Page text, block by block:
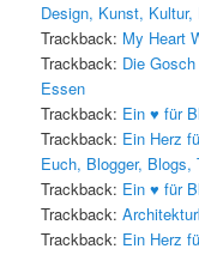
Design, Kunst,
Trackback: My Heart
Trackback: Die
Essen
Trackback: Ein ♥ für
Trackback: Ein Herz
Euch, Blogger, Blogs,
Trackback: Ein ♥ für
Trackback:
Trackback: Ein Herz